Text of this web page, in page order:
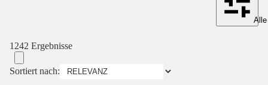
1242 Ergebnisse
Sortiert nach: